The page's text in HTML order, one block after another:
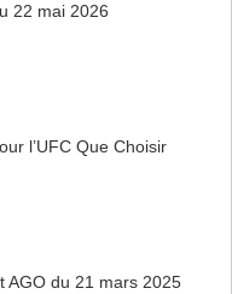
22 mai 2026
l’UFC Que Choisir
AGO du 21 mars 2025